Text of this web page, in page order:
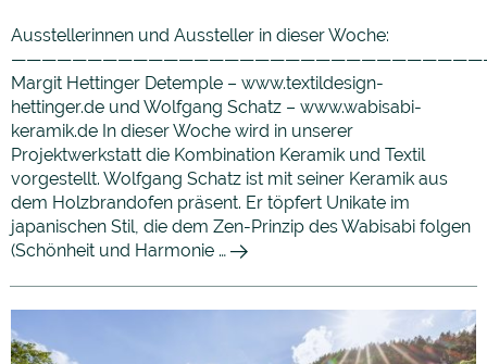
Ausstellerinnen und Aussteller in dieser Woche:
Margit Hettinger Detemple – www.textildesign-
hettinger.de und Wolfgang Schatz – www.wabisabi-
keramik.de In dieser Woche wird in unserer
Projektwerkstatt die Kombination Keramik und Textil
vorgestellt. Wolfgang Schatz ist mit seiner Keramik aus
dem Holzbrandofen präsent. Er töpfert Unikate im
japanischen Stil, die dem Zen-Prinzip des Wabisabi folgen
(Schönheit und Harmonie …